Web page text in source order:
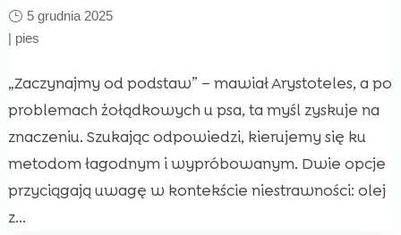
5 grudnia 2025
| pies
„Zaczynajmy od podstaw” – mawiał Arystoteles, a po
problemach żołądkowych u psa, ta myśl zyskuje na
znaczeniu. Szukając odpowiedzi, kierujemy się ku
metodom łagodnym i wypróbowanym. Dwie opcje
przyciągają uwagę w kontekście niestrawności: olej
z...